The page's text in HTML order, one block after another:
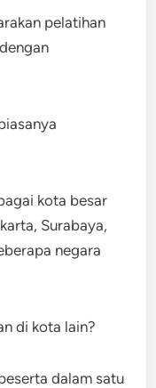
pelatihan
kota besar
Surabaya,
negara
di kota lain?
dalam satu